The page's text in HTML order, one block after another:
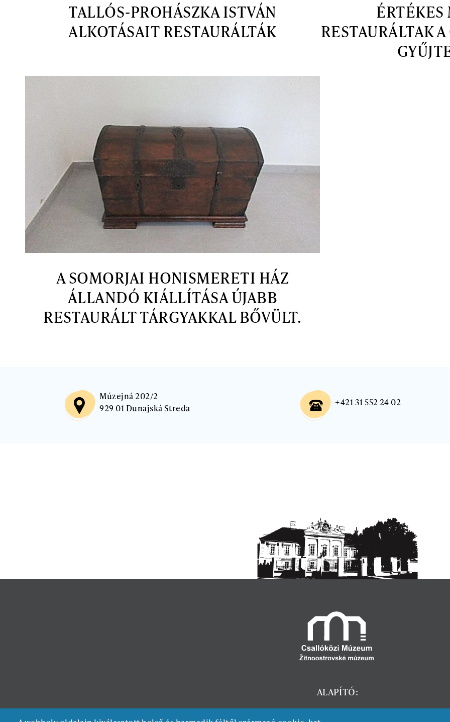
TALLÓS-PROHÁSZKA ISTVÁN
ALKOTÁSAIT RESTAURÁLTÁK
ÉRTÉKES
RESTAURÁLTAK
A SOMORJAI HONISMERETI HÁZ
ÁLLANDÓ KIÁLLÍTÁSA ÚJABB
RESTAURÁLT TÁRGYAKKAL BŐVÜLT.
Múzejná 202/2
929 01 Dunajská Streda
+421 31 552 24 02
ALAPÍTÓ: